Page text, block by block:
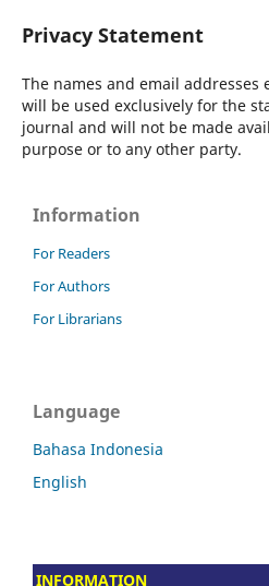
Privacy Statement
The names and email
will be used exclusively for the
journal and will not be made
purpose or to any other party.
Information
For Readers
For Authors
For Librarians
Language
Bahasa Indonesia
English
INFORMATION